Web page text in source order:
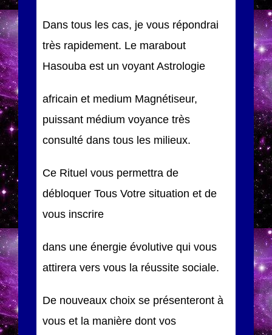
Dans tous les cas, je vous répondrai
très rapidement. Le marabout
Hasouba est un voyant Astrologie
africain et medium Magnétiseur,
puissant médium voyance très
consulté dans tous les milieux.
Ce Rituel vous permettra de
débloquer Tous Votre situation et de
vous inscrire
dans une énergie évolutive qui vous
attirera vers vous la réussite sociale.
De nouveaux choix se présenteront à
vous et la manière dont vos